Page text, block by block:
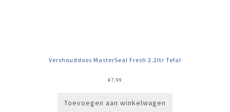
Vershouddoos MasterSeal Fresh 2.2ltr Tefal
€7,99
Toevoegen aan winkelwagen